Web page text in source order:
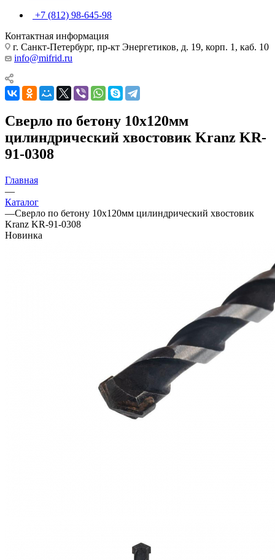
+7 (812) 98-645-98
Контактная информация
г. Санкт-Петербург, пр-кт Энергетиков, д. 19, корп. 1, каб. 10
info@mifrid.ru
Сверло по бетону 10х120мм
цилиндрический хвостовик Kranz KR-
91-0308
Главная
—
Каталог
—Сверло по бетону 10х120мм цилиндрический хвостовик
Kranz KR-91-0308
Новинка